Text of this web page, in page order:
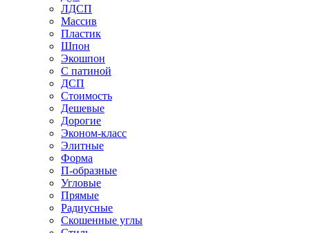
ЛДСП
Массив
Пластик
Шпон
Экошпон
С патиной
ДСП
Стоимость
Дешевые
Дорогие
Эконом-класс
Элитные
Форма
П-образные
Угловые
Прямые
Радиусные
Скошенные углы